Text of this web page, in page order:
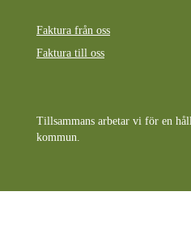
Faktura från oss
Faktura till oss
Tillsammans arbetar vi för en
kommun.